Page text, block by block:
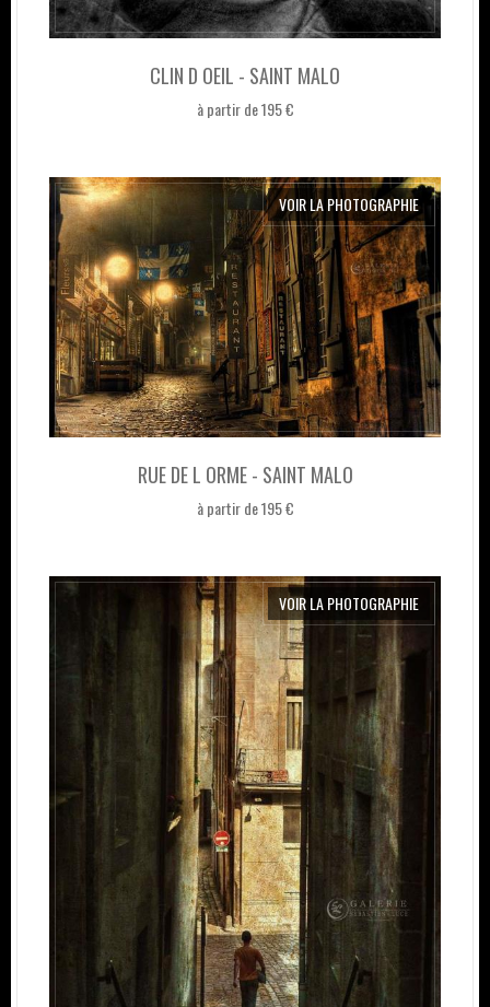
CLIN D OEIL - SAINT MALO
à partir de 195 €
RUE DE L ORME - SAINT MALO
à partir de 195 €
VOIR LA PHOTOGRAPHIE
VOIR LA PHOTOGRAPHIE